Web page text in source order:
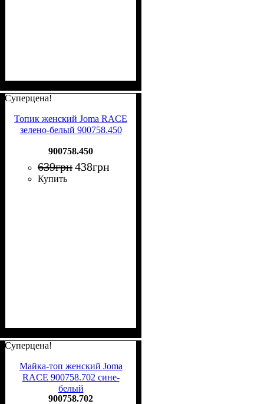
Суперцена!
Топик женский Joma RACE
зелено-белый 900758.450
900758.450
639грн438грн
Купить
Суперцена!
Майка-топ женский Joma
RACE 900758.702 сине-
белый
900758.702